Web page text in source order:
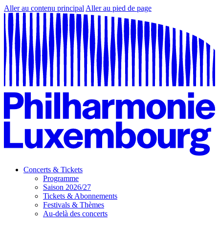
Aller au contenu principal Aller au pied de page
Concerts & Tickets
Programme
Saison 2026/27
Tickets & Abonnements
Festivals & Thèmes
Au-delà des concerts